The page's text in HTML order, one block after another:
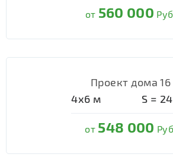
от 560 000
Проект дома 16
4х6 м S = 24
от 548 000